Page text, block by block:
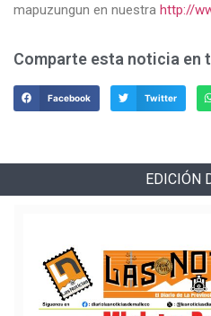
mapuzungun en nuestra http://
Comparte esta noticia en
Facebook Twitter
EDICIÓN